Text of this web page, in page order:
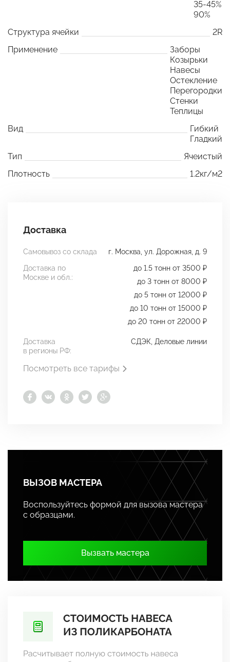
35-45%
90%
Структура ячейки
2R
Применение
Заборы
Козырьки
Навесы
Остекление
Перегородки
Стенки
Теплицы
Вид
Гибкий
Гладкий
Тип
Ячеистый
Плотность
1.2кг/м2
Доставка
Самовывоз со склада
г. Москва, ул. Дорожная, д. 9
Доставка по
Москве и обл.:
до 1.5 тонн от 3500 ₽
до 3 тонн от 8000 ₽
до 5 тонн от 12000 ₽
до 10 тонн от 15000 ₽
до 20 тонн от 22000 ₽
Доставка
в регионы РФ:
СДЭК, Деловые линии
Посмотреть все тарифы
ВЫЗОВ МАСТЕРА
Воспользуйтесь формой для вызова мастера
с образцами.
Вызвать мастера